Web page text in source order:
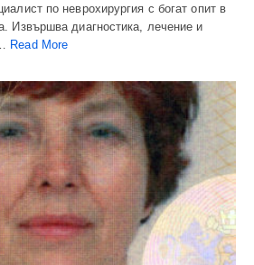
по неврохирургия с богат опит в
Извършва диагностика, лечение и
Read More